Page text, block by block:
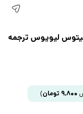
لیویوس ترجمه
9,800 تومان)